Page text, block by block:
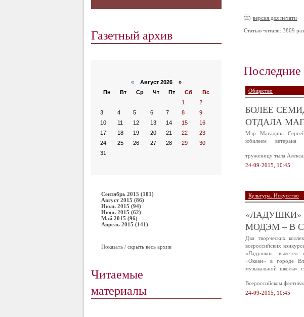
Газетный архив
« Август 2026 »
Пн
Вт Ср Чт Пт Сб
Вс
1
2
3
4 5 6 7 8
9
10
11 12 13 14 15
16
17
18 19 20 21 22
23
24
25 26 27 28 29
30
31
Сентябрь 2015 (101)
Август 2015 (86)
Июль 2015 (94)
Июнь 2015 (62)
Май 2015 (96)
Апрель 2015 (141)
Показать / скрыть весь архив
Читаемые
материалы
версия для печати
Статью читали: 3809 раз
Общество
БОЛЕЕ
ОТДАЛА
Мэр Магадана
юбилеем ветерана
труженицу тыла
24-09-2015, 10:45
Культура. Искусство
«ЛАДУШКИ»
МОДЭМ – В
Два творческих
всероссийских
«Ладушки» вылетел
«Океан» в городе
музыкальной школы»
Всероссийском
24-09-2015, 10:45